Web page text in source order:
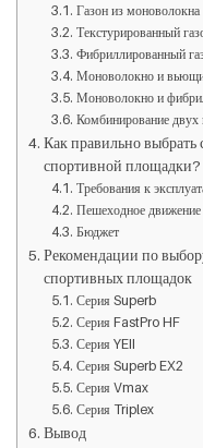
Газон из моноволокна
Текстурированный
Фибриллированный
Моноволокно и
Моноволокно и
Комбинирование
Как правильно выбрать
спортивной площадки?
Требования к
Пешеходное движение
Бюджет
Рекомендации по
спортивных площадок
Серия Superb
Серия FastPro HF
Серия YEII
Серия Superb EX2
Серия Vmax
Серия Triplex
Вывод